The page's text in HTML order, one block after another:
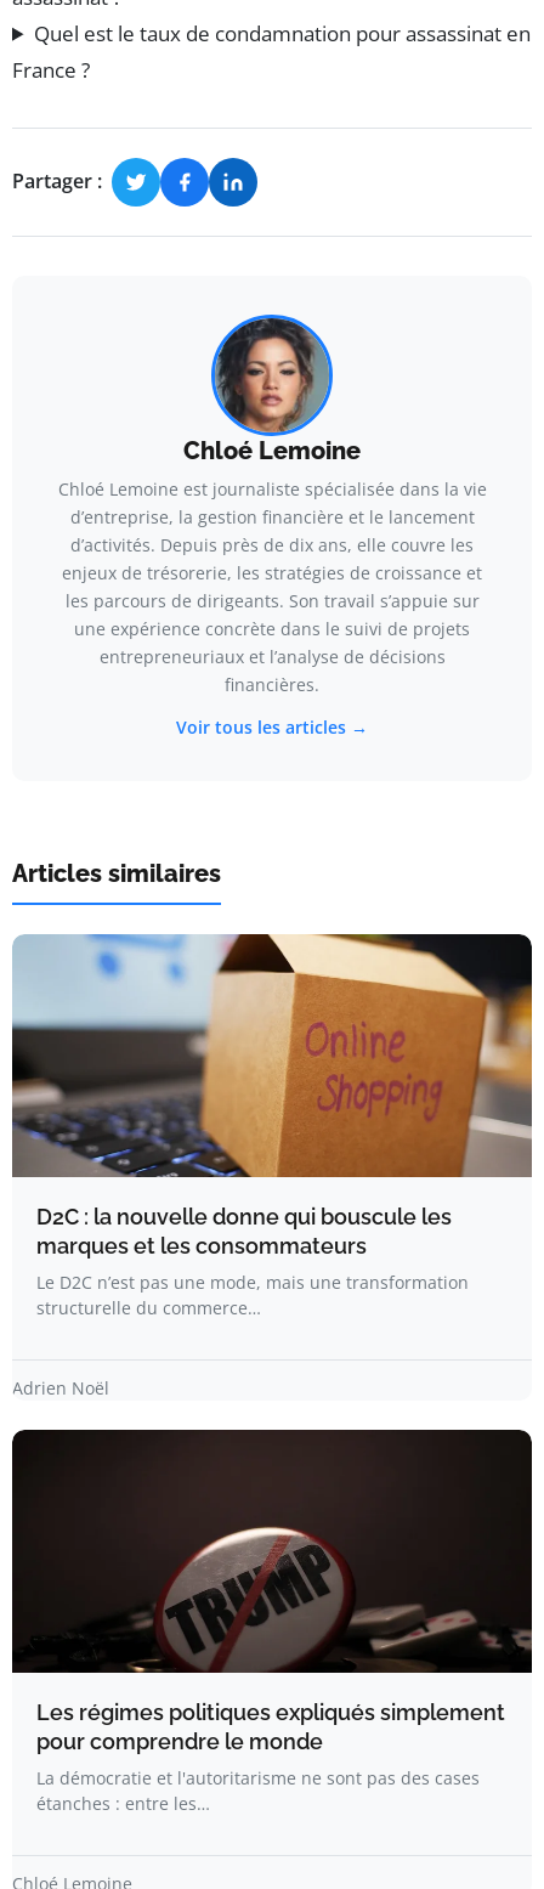
Quel est le taux de condamnation pour assassinat en
France ?
Partager :
Chloé Lemoine
Chloé Lemoine est journaliste spécialisée dans la vie
d’entreprise, la gestion financière et le lancement
d’activités. Depuis près de dix ans, elle couvre les
enjeux de trésorerie, les stratégies de croissance et
les parcours de dirigeants. Son travail s’appuie sur
une expérience concrète dans le suivi de projets
entrepreneuriaux et l’analyse de décisions
financières.
Voir tous les articles →
Articles similaires
D2C : la nouvelle donne qui bouscule les
marques et les consommateurs
Le D2C n’est pas une mode, mais une transformation
structurelle du commerce…
Adrien Noël
Les régimes politiques expliqués simplement
pour comprendre le monde
La démocratie et l'autoritarisme ne sont pas des cases
étanches : entre les…
Chloé Lemoine